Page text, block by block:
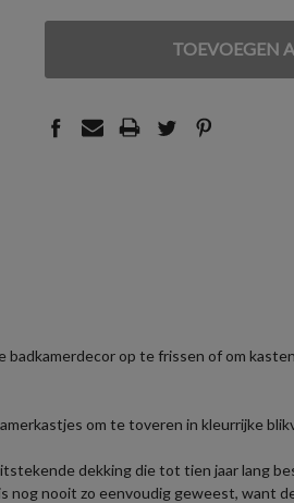
UNDEFINEDUNDEFINED
op te frissen of om
om te toveren in kleurrijke
dekking die tot tien jaar lang
nooit zo eenvoudig geweest, want